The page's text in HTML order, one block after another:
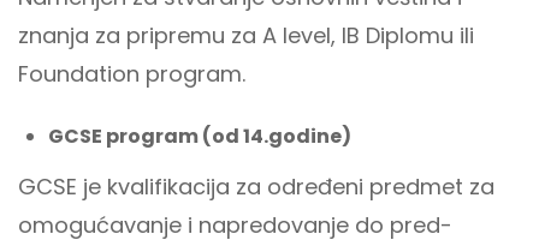
znanja za pripremu za A level, IB Diplomu ili
Foundation program.
GCSE program (od 14.godine)
GCSE je kvalifikacija za određeni predmet za
omogućavanje i napredovanje do pred-